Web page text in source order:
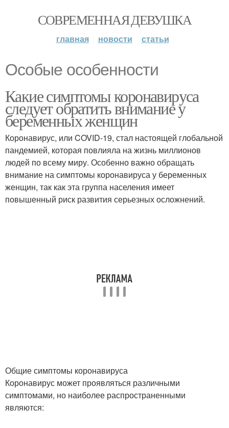
СОВРЕМЕННАЯ ДЕВУШКА
главная новости статьи
Особые особенности
Какие симптомы коронавируса
следует обратить внимание у
беременных женщин
Коронавирус, или COVID-19, стал настоящей глобальной
пандемией, которая повлияла на жизнь миллионов
людей по всему миру. Особенно важно обращать
внимание на симптомы коронавируса у беременных
женщин, так как эта группа населения имеет
повышенный риск развития серьезных осложнений.
Общие симптомы коронавируса
Коронавирус может проявляться различными
симптомами, но наиболее распространенными
являются: